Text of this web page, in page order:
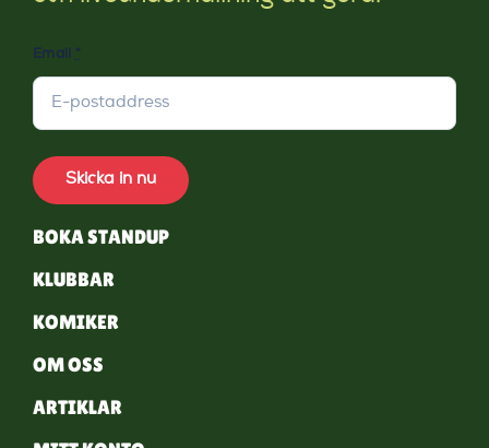
Email *
Skicka in nu
BOKA STANDUP
KLUBBAR
KOMIKER
OM OSS
ARTIKLAR